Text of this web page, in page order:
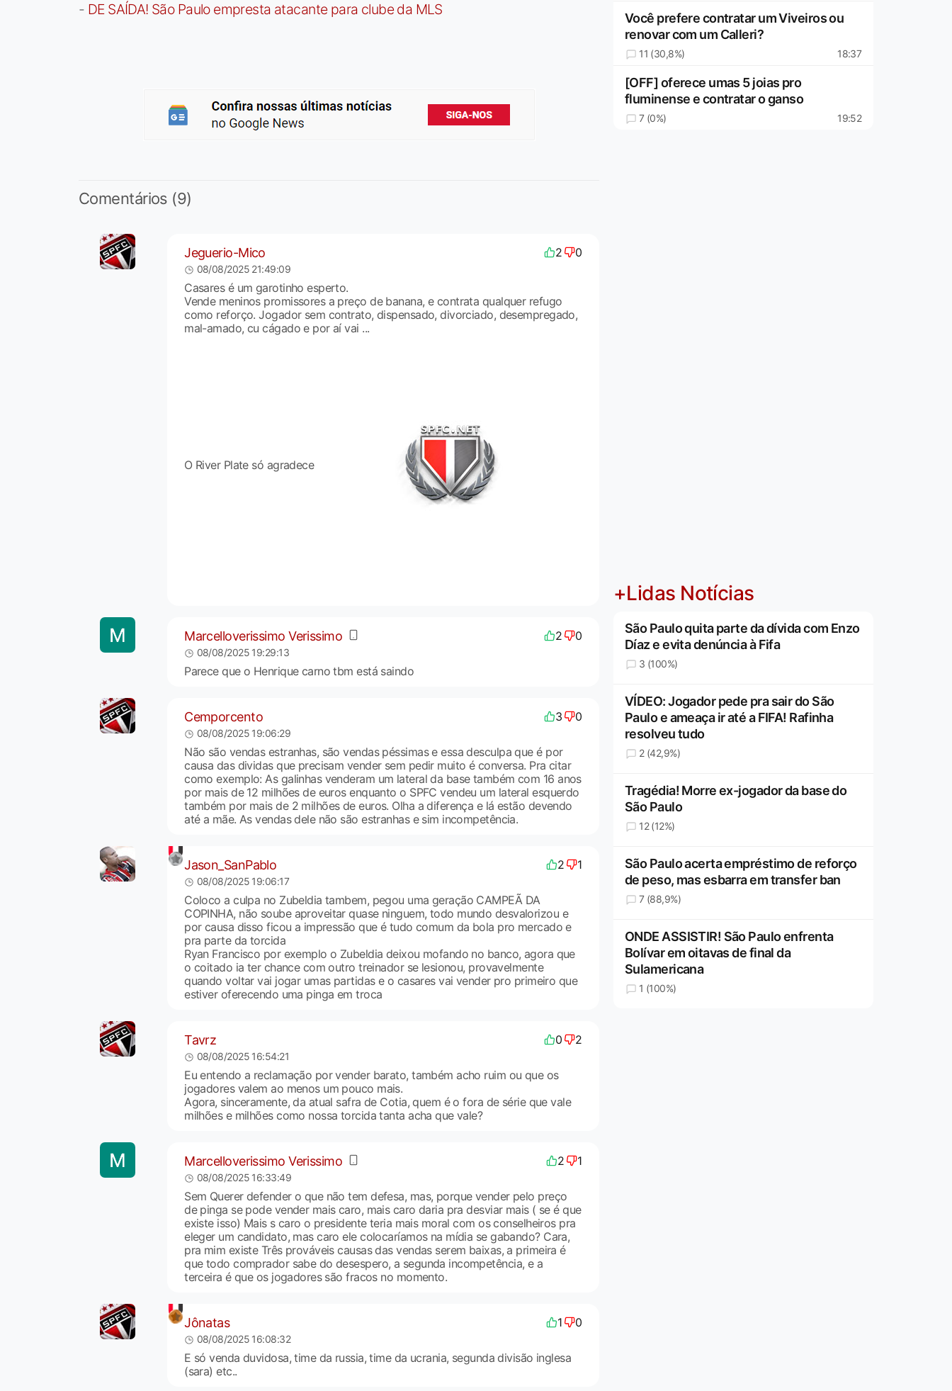
- DE SAÍDA! São Paulo empresta atacante para clube da MLS
Comentários (9)
Jeguerio-Mico 2 0
08/08/2025 21:49:09
Casares é um garotinho esperto.
Vende meninos promissores a preço de banana, e contrata qualquer refugo
como reforço. Jogador sem contrato, dispensado, divorciado, desempregado,
mal-amado, cu cágado e por aí vai ...
O River Plate só agradece
Marcelloverissimo Verissimo 2 0
08/08/2025 19:29:13
Parece que o Henrique carno tbm está saindo
Cemporcento 3 0
08/08/2025 19:06:29
Não são vendas estranhas, são vendas péssimas e essa desculpa que é por
causa das dividas que precisam vender sem pedir muito é conversa. Pra citar
como exemplo: As galinhas venderam um lateral da base também com 16 anos
por mais de 12 milhões de euros enquanto o SPFC vendeu um lateral esquerdo
também por mais de 2 milhões de euros. Olha a diferença e lá estão devendo
até a mãe. As vendas dele não são estranhas e sim incompetência.
Jason_SanPablo 2 1
08/08/2025 19:06:17
Coloco a culpa no Zubeldia tambem, pegou uma geração CAMPEÃ DA
COPINHA, não soube aproveitar quase ninguem, todo mundo desvalorizou e
por causa disso ficou a impressão que é tudo comum da bola pro mercado e
pra parte da torcida
Ryan Francisco por exemplo o Zubeldia deixou mofando no banco, agora que
o coitado ia ter chance com outro treinador se lesionou, provavelmente
quando voltar vai jogar umas partidas e o casares vai vender pro primeiro que
estiver oferecendo uma pinga em troca
Tavrz 0 2
08/08/2025 16:54:21
Eu entendo a reclamação por vender barato, também acho ruim ou que os
jogadores valem ao menos um pouco mais.
Agora, sinceramente, da atual safra de Cotia, quem é o fora de série que vale
milhões e milhões como nossa torcida tanta acha que vale?
Marcelloverissimo Verissimo 2 1
08/08/2025 16:33:49
Sem Querer defender o que não tem defesa, mas, porque vender pelo preço
de pinga se pode vender mais caro, mais caro daria pra desviar mais ( se é que
existe isso) Mais s caro o presidente teria mais moral com os conselheiros pra
eleger um candidato, mas caro ele colocaríamos na mídia se gabando? Cara,
pra mim existe Três prováveis causas das vendas serem baixas, a primeira é
que todo comprador sabe do desespero, a segunda incompetência, e a
terceira é que os jogadores são fracos no momento.
Jônatas 1 0
08/08/2025 16:08:32
E só venda duvidosa, time da russia, time da ucrania, segunda divisão inglesa
(sara) etc..
Você prefere contratar um Viveiros ou
renovar com um Calleri?
11 (30,8%) 18:37
[OFF] oferece umas 5 joias pro
fluminense e contratar o ganso
7 (0%) 19:52
+Lidas Notícias
São Paulo quita parte da dívida com Enzo
Díaz e evita denúncia à Fifa
3 (100%)
VÍDEO: Jogador pede pra sair do São
Paulo e ameaça ir até a FIFA! Rafinha
resolveu tudo
2 (42,9%)
Tragédia! Morre ex-jogador da base do
São Paulo
12 (12%)
São Paulo acerta empréstimo de reforço
de peso, mas esbarra em transfer ban
7 (88,9%)
ONDE ASSISTIR! São Paulo enfrenta
Bolívar em oitavas de final da
Sulamericana
1 (100%)